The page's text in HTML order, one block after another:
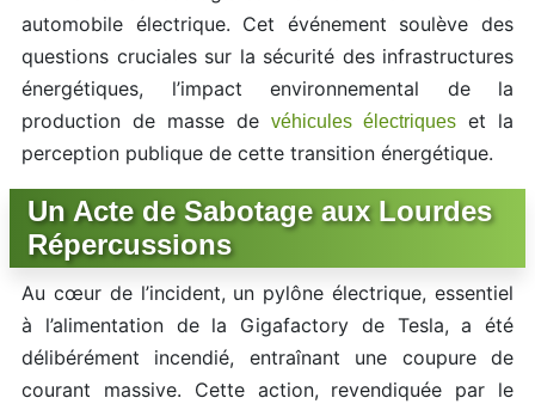
automobile électrique. Cet événement soulève des
questions cruciales sur la sécurité des infrastructures
énergétiques, l’impact environnemental de la
production de masse de véhicules électriques et la
perception publique de cette transition énergétique.
Un Acte de Sabotage aux Lourdes
Répercussions
Au cœur de l’incident, un pylône électrique, essentiel
à l’alimentation de la Gigafactory de Tesla, a été
délibérément incendié, entraînant une coupure de
courant massive. Cette action, revendiquée par le